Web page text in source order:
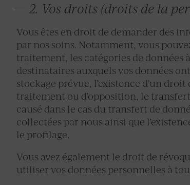
2. Vos droits (droits de la
Vous êtes en droit de demander des
par nos soins. Notamment, vous
traitement, les catégories de données
destinataires auxquels vos données
stockage prévue, l’existence d’un
traitement ou d’opposition, le
causé dans le cas du transfert de
collectées par nous ainsi que
le profilage.
Vous avez également le droit de
utiliser vos données personnelles à